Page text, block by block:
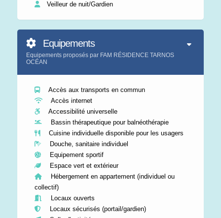
Veilleur de nuit/Gardien
Equipements
Equipements proposés par FAM RÉSIDENCE TARNOS
OCÉAN
Accès aux transports en commun
Accès internet
Accessibilité universelle
Bassin thérapeutique pour balnéothérapie
Cuisine individuelle disponible pour les usagers
Douche, sanitaire individuel
Equipement sportif
Espace vert et extérieur
Hébergement en appartement (individuel ou
collectif)
Locaux ouverts
Locaux sécurisés (portail/gardien)